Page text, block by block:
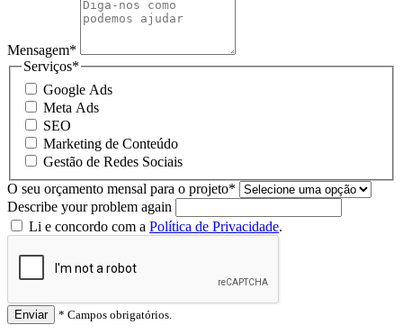
Mensagem*
Serviços*
Google Ads
Meta Ads
SEO
Marketing de Conteúdo
Gestão de Redes Sociais
O seu orçamento mensal para o projeto*
Describe your problem again
Li e concordo com a Política de Privacidade.
Enviar * Campos obrigatórios.